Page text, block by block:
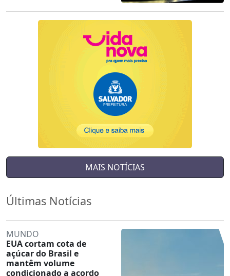
MAIS NOTÍCIAS
Últimas Notícias
MUNDO
EUA cortam cota de
açúcar do Brasil e
mantêm volume
condicionado a acordo